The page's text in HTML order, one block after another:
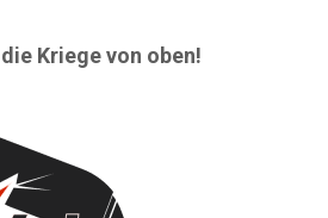
Kriege von oben!